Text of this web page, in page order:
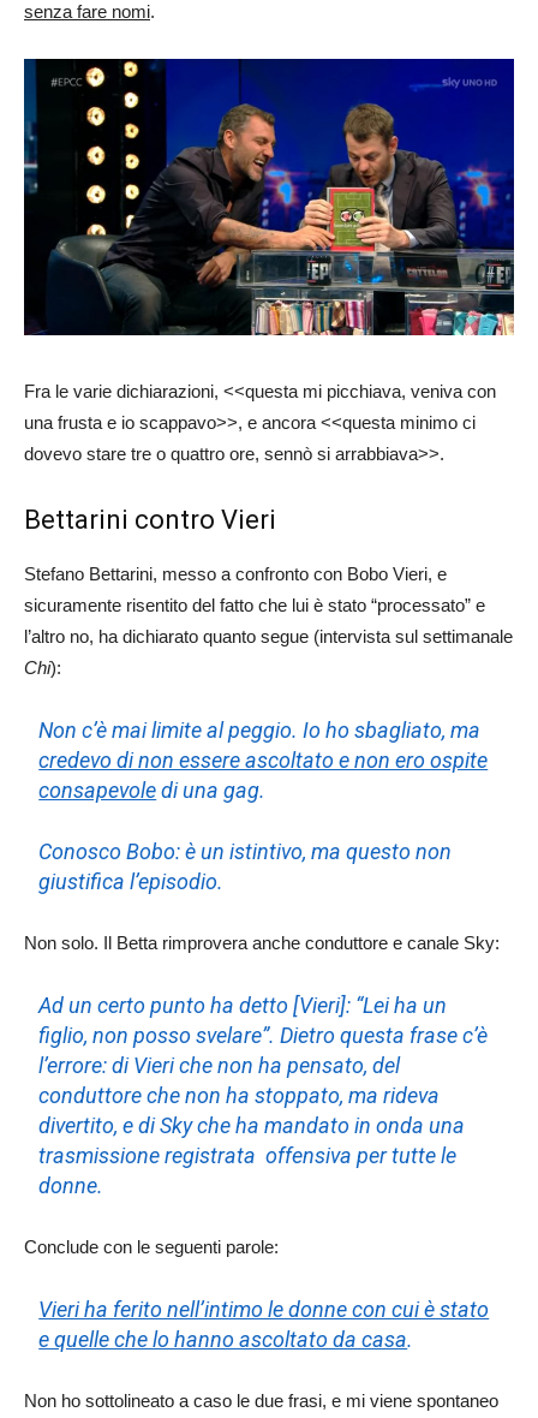
senza fare nomi.
Fra le varie dichiarazioni, <<questa mi picchiava, veniva con
una frusta e io scappavo>>, e ancora <<questa minimo ci
dovevo stare tre o quattro ore, sennò si arrabbiava>>.
Bettarini contro Vieri
Stefano Bettarini, messo a confronto con Bobo Vieri, e
sicuramente risentito del fatto che lui è stato “processato” e
l’altro no, ha dichiarato quanto segue (intervista sul settimanale
Chi):
Non c’è mai limite al peggio. Io ho sbagliato, ma
credevo di non essere ascoltato e non ero ospite
consapevoledi una gag.
Conosco Bobo: è un istintivo, ma questo non
giustifica l’episodio.
Non solo. Il Betta rimprovera anche conduttore e canale Sky:
Ad un certo punto ha detto [Vieri]: “Lei ha un
figlio, non posso svelare”. Dietro questa frase c’è
l’errore: di Vieri che non ha pensato, del
conduttore che non ha stoppato, ma rideva
divertito, e di Sky che ha mandato in onda una
trasmissione registrata offensiva per tutte le
donne.
Conclude con le seguenti parole:
Vieri ha ferito nell’intimo le donne con cui è stato
e quelle che lo hanno ascoltato da casa.
Non ho sottolineato a caso le due frasi, e mi viene spontaneo